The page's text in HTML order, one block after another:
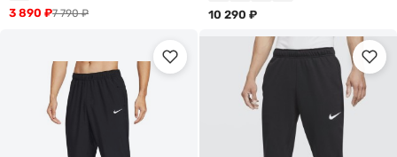
7 790₽
3 890 ₽ 10 290 ₽